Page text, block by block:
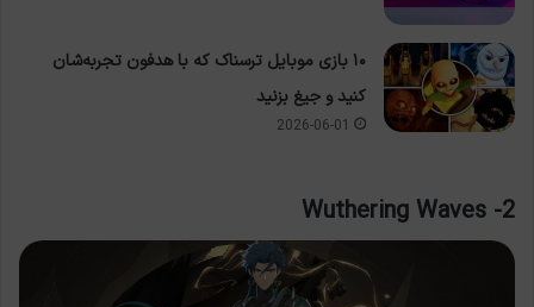
۱۰ بازی موبایل ترسناک که با هدفون تجربه‌شان
کنید و جیغ بزنید
2026-06-01
2- Wuthering Waves